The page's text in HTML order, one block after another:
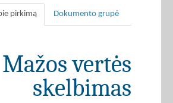
pirkimą Dokumento grupė
Mažos vertės
skelbimas